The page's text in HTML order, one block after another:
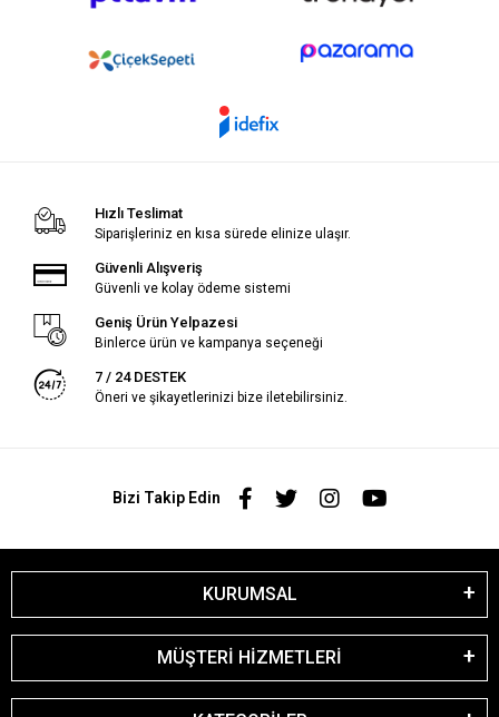
Hızlı Teslimat
Siparişleriniz en kısa sürede elinize ulaşır.
Güvenli Alışveriş
Güvenli ve kolay ödeme sistemi
Geniş Ürün Yelpazesi
Binlerce ürün ve kampanya seçeneği
7 / 24 DESTEK
Öneri ve şikayetlerinizi bize iletebilirsiniz.
Bizi Takip Edin
KURUMSAL
MÜŞTERİ HİZMETLERİ